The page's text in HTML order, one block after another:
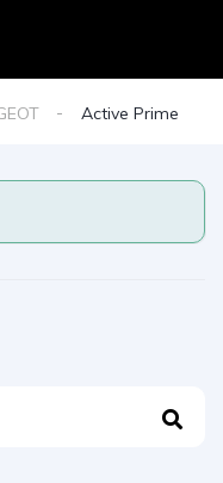
Active Prime